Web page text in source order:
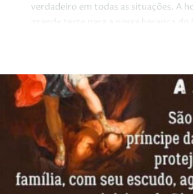
verdadeiro em todas as situações. A
grande teste para a nossa herança do